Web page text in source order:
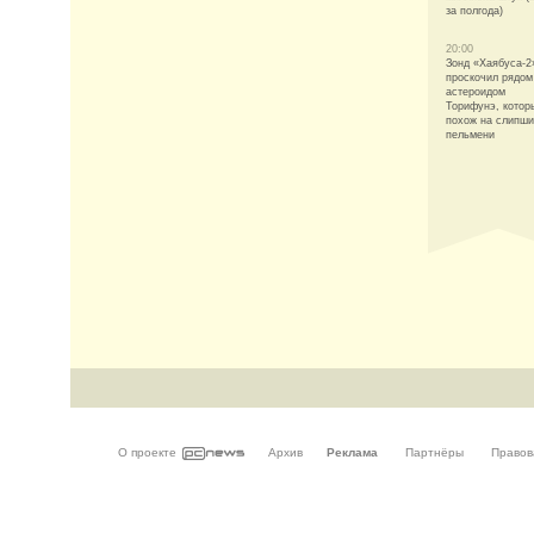
за полгода)
20:00
Зонд «Хаябуса-
проскочил рядом
астероидом
Торифунэ,
похож на
пельмени
О проекте Архив Реклама Партнёры